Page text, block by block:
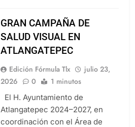
GRAN CAMPAÑA DE
SALUD VISUAL EN
ATLANGATEPEC
Edición Fórmula Tlx
julio 23,
2026
0 1 minutos
El H. Ayuntamiento de
Atlangatepec 2024–2027, en
coordinación con el Área de